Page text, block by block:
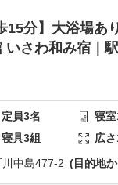
15分】大浴場あ
いさわ和み宿｜
定員3名 寝室
寝具3組 広さ
中島477-2 目的地